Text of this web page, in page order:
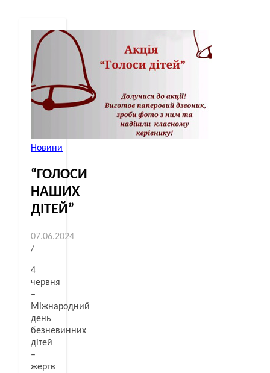
Новини
“ГОЛОСИ
НАШИХ
ДІТЕЙ”
07.06.2024
/
4
червня
–
Міжнародний
день
безневинних
дітей
–
жертв